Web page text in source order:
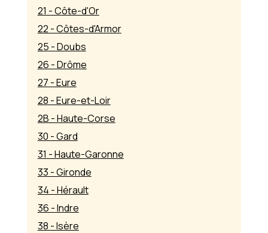
21 - Côte-d'Or
22 - Côtes-d'Armor
25 - Doubs
26 - Drôme
27 - Eure
28 - Eure-et-Loir
2B - Haute-Corse
30 - Gard
31 - Haute-Garonne
33 - Gironde
34 - Hérault
36 - Indre
38 - Isère